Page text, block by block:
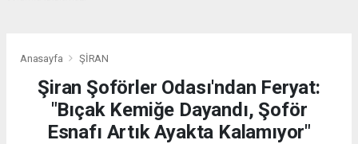
Anasayfa ŞİRAN
Şiran Şoförler Odası'ndan Feryat:
"Bıçak Kemiğe Dayandı, Şoför
Esnafı Artık Ayakta Kalamıyor"